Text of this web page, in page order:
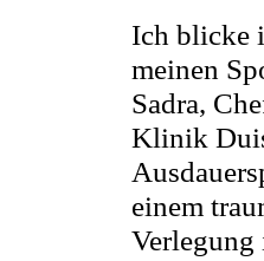
Ich blicke
meinen
Sadra,
Klinik
einem